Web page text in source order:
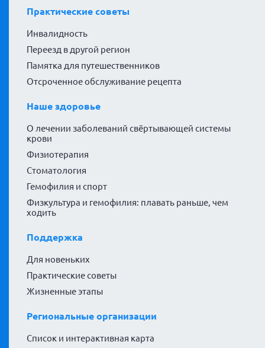
Практические советы
Инвалидность
Переезд в другой регион
Памятка для путешественников
Отсроченное обслуживание рецепта
Наше здоровье
О лечении заболеваний свёртывающей системы
крови
Физиотерапия
Стоматология
Гемофилия и спорт
Физкультура и гемофилия: плавать раньше, чем
ходить
Поддержка
Для новеньких
Практические советы
Жизненные этапы
Региональные организации
Список и интерактивная карта